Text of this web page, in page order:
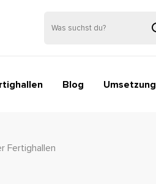
Blog Umsetzung
Fertighallen